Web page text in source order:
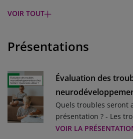
De 3 à 11
et comportementales.
VOIR LE TEST
Q-INTERACTIVE -
sur iPad
Demandez un mois
VOIR TOUT
Présentations
Évaluation des
Quels tests utiliser ?
Quels troubles seront
présentation ? - Les
Les troubles du
VOIR LA